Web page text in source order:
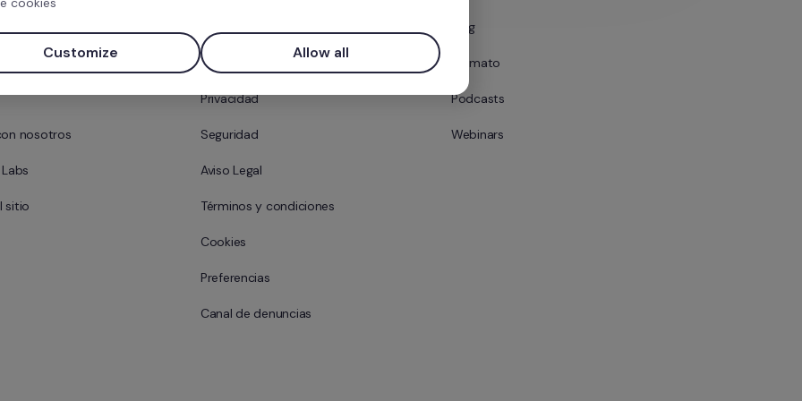
nosotros
sitio
Centro de ayuda
Privacidad
Seguridad
Aviso Legal
Términos y condiciones
Cookies
Preferencias
Canal de denuncias
Blog
Formato
Podcasts
Webinars
Customize Allow all